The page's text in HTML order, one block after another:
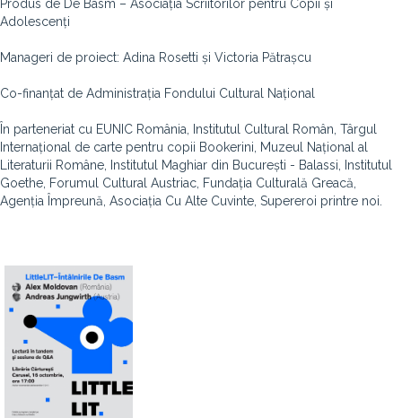
Produs de De Basm – Asociația Scriitorilor pentru Copii și
Adolescenți
Manageri de proiect: Adina Rosetti și Victoria Pătrașcu
Co-finanțat de Administrația Fondului Cultural Național
În parteneriat cu EUNIC România, Institutul Cultural Român, Târgul
Internațional de carte pentru copii Bookerini, Muzeul Național al
Literaturii Române, Institutul Maghiar din București - Balassi, Institutul
Goethe, Forumul Cultural Austriac, Fundația Culturală Greacă,
Agenția Împreună, Asociația Cu Alte Cuvinte, Supereroi printre noi.